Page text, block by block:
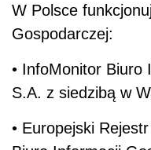
W Polsce
Gospodarczej:
• InfoMonitor Biuro
S.A. z siedzibą w
• Europejski